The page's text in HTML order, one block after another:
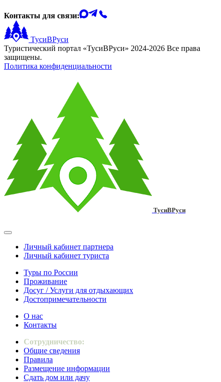
Контакты для связи:
ТусиВРуси
Туристический портал «ТусиВРуси» 2024-2026 Все права
защищены.
Политика конфиденциальности
ТусиВРуси
Личный кабинет партнера
Личный кабинет туриста
Туры по России
Проживание
Досуг / Услуги для отдыхающих
Достопримечательности
О нас
Контакты
Сотрудничество:
Общие сведения
Правила
Размещение информации
Сдать дом или дачу